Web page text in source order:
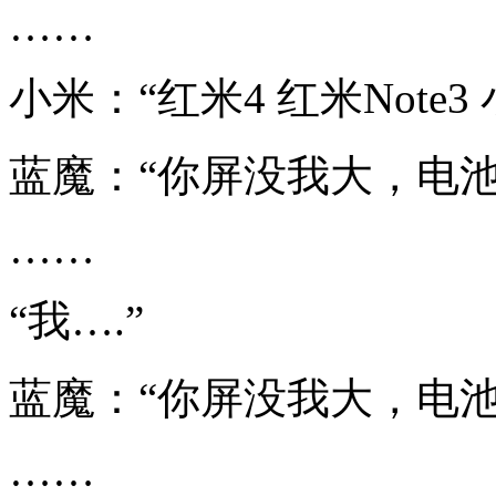
……
小米：“红米4 红米Note3
蓝魔：“你屏没我大，电
……
“我….”
蓝魔：“你屏没我大，电
……